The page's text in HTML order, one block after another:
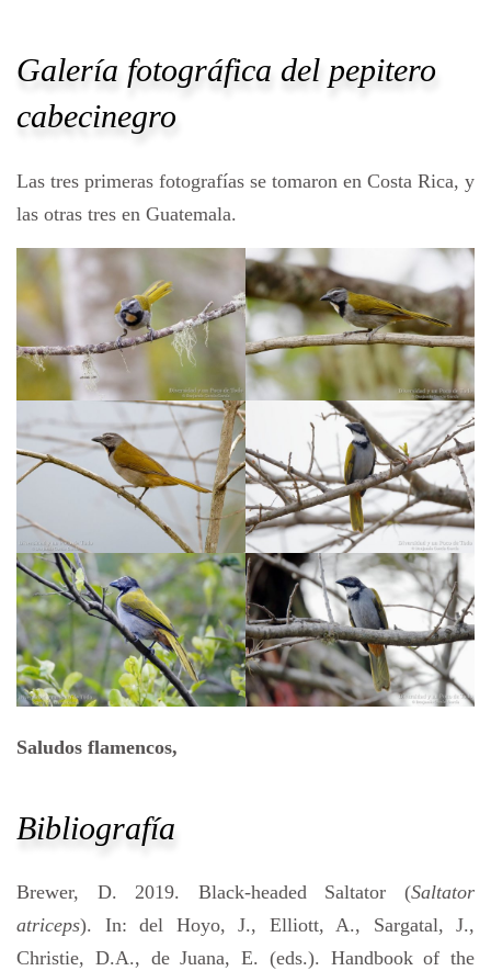
Galería fotográfica del pepitero
cabecinegro
Las tres primeras fotografías se tomaron en Costa Rica, y
las otras tres en Guatemala.
Saludos flamencos,
Bibliografía
Brewer, D. 2019. Black-headed Saltator (Saltator
atriceps). In: del Hoyo, J., Elliott, A., Sargatal, J.,
Christie, D.A., de Juana, E. (eds.). Handbook of the